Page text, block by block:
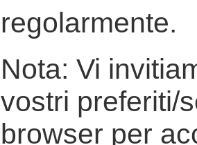
regolarmente.
Nota: Vi
vostri preferiti/
browser per